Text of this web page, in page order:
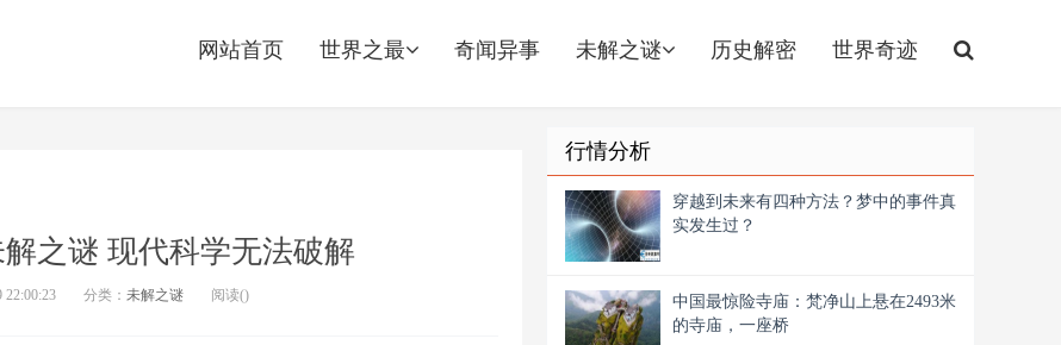
网站首页 世界之最 奇闻异事 未解之谜 历史解密 世界奇迹
之谜 现代科学无法破解
22:00:23 分类： 未解之谜 阅读()
行情分析
穿越到未来有四种方法？梦中的事件真
实发生过？
中国最惊险寺庙：梵净山上悬在2493米
的寺庙，一座桥